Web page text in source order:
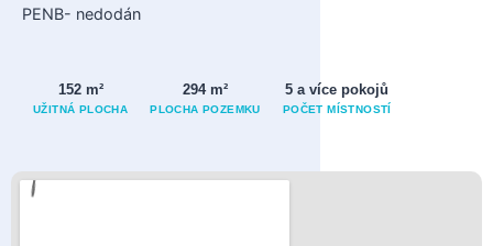
PENB- nedodán
152 m²
UŽITNÁ PLOCHA
294 m²
PLOCHA POZEMKU
5 a více pokojů
POČET MÍSTNOSTÍ